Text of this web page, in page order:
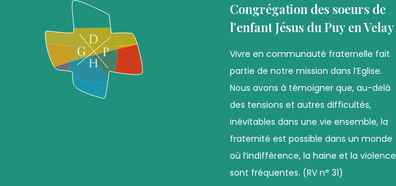
Congrégation des soeurs de
l’enfant Jésus du Puy en Velay
Vivre en communauté fraternelle fait
partie de notre mission dans l’Eglise.
Nous avons à témoigner que, au-delà
des tensions et autres difficultés,
inévitables dans une vie ensemble, la
fraternité est possible dans un monde
où l’indifférence, la haine et la violence
sont fréquentes. (RV n° 31)